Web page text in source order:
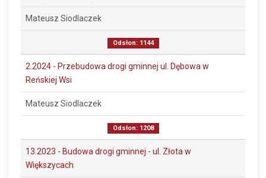
Mateusz Siodlaczek
Odsłon: 1144
2.2024 - Przebudowa drogi gminnej ul. Dębowa w
Reńskiej Wsi
Mateusz Siodlaczek
Odsłon: 1208
13.2023 - Budowa drogi gminnej - ul. Złota w
Większycach